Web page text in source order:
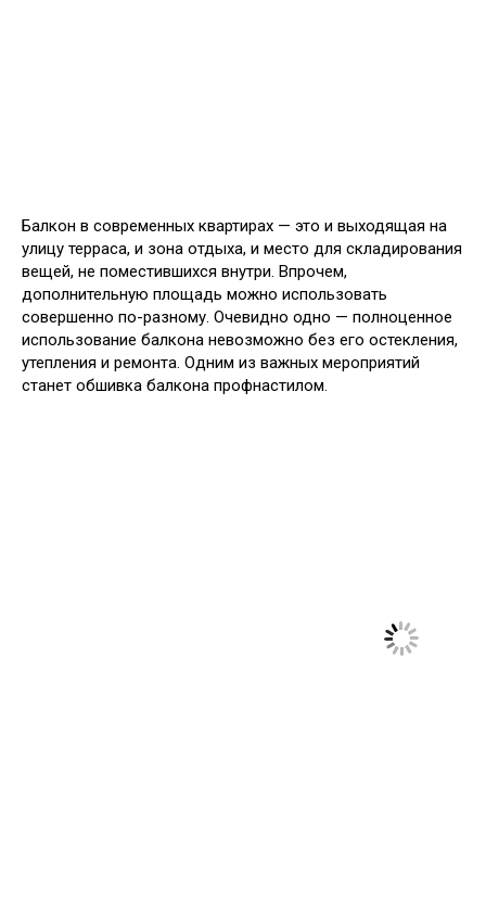
Балкон в современных квартирах — это и выходящая на
улицу терраса, и зона отдыха, и место для складирования
вещей, не поместившихся внутри. Впрочем,
дополнительную площадь можно использовать
совершенно по-разному. Очевидно одно — полноценное
использование балкона невозможно без его остекления,
утепления и ремонта. Одним из важных мероприятий
станет обшивка балкона профнастилом.